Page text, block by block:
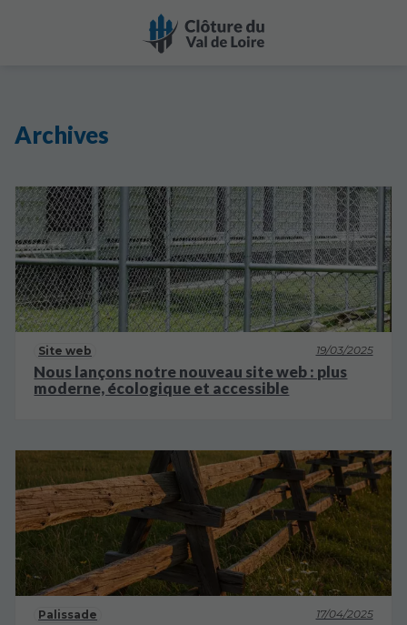
Archives
Site web 19/03/2025
Nous lançons notre nouveau site web : plus
moderne, écologique et accessible
Palissade 17/04/2025